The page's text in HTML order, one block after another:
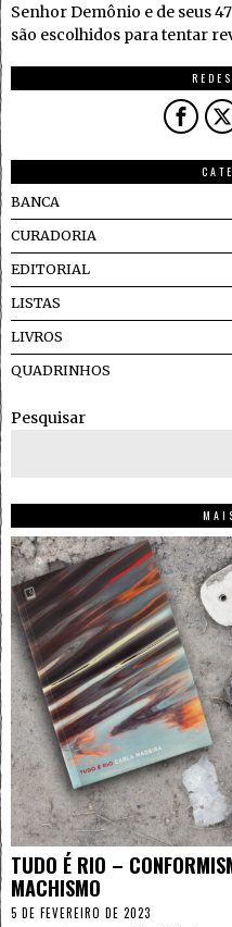
Senhor Demônio e de seus
são escolhidos para tentar
BANCA
CURADORIA
EDITORIAL
LISTAS
LIVROS
QUADRINHOS
Pesquisar
TUDO É RIO –
MACHISMO
5 DE FEVEREIRO DE 2023